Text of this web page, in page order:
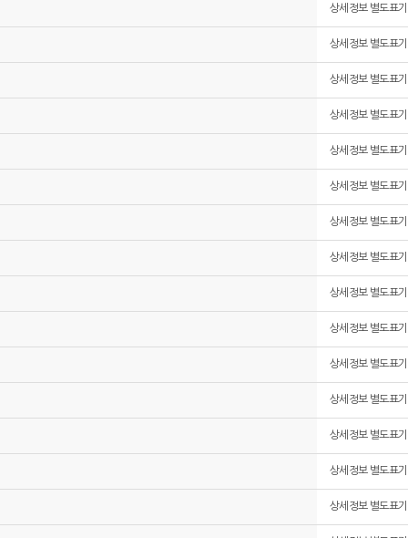
상세정보 별도표기
상세정보 별도표기
상세정보 별도표기
상세정보 별도표기
상세정보 별도표기
상세정보 별도표기
상세정보 별도표기
상세정보 별도표기
상세정보 별도표기
상세정보 별도표기
상세정보 별도표기
상세정보 별도표기
상세정보 별도표기
상세정보 별도표기
상세정보 별도표기